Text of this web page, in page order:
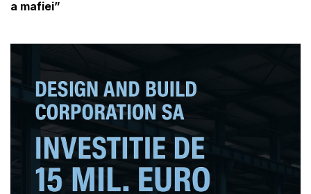
a mafiei”